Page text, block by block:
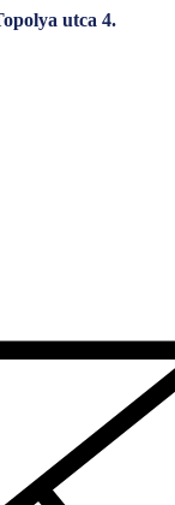
utca 4.